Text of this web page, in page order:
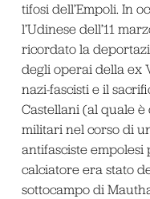
tifosi dell’Empoli. In
l’Udinese dell’11
ricordato la
degli operai della ex
nazi-fascisti e il
Castellani (al quale
militari nel corso di
antifasciste
calciatore era stato
sottocampo di